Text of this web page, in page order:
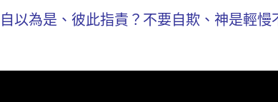
以為是、彼此指責？不要自欺、神是輕慢